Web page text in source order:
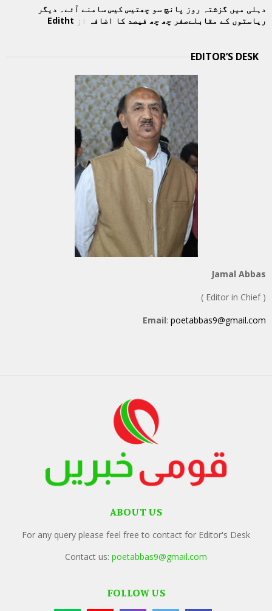
دہلی میں گزشتہ روز پانچ سو چھتیس کیس سامنے آئے۔ دیگر
ریاستوں کے مقابلےصفر چھ چھ فیصد کا اضافہ از Editht
EDITOR’S DESK
Jamal Abbas
( Editor in Chief )
Email: poetabbas9@gmail.com
ABOUT US
For any query please feel free to contact for Editor's Desk
Contact us: poetabbas9@gmail.com
FOLLOW US